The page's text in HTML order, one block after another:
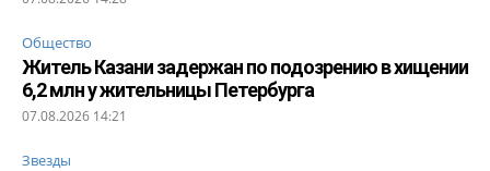
Общество
Житель Казани задержан по подозрению в хищении
6,2 млн у жительницы Петербурга
07.08.2026 14:21
Звезды